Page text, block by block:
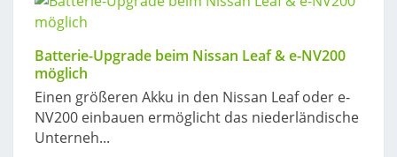
Batterie-Upgrade beim Nissan Leaf & e-NV200
möglich
Einen größeren Akku in den Nissan Leaf oder e-
NV200 einbauen ermöglicht das niederländische
Unterneh...